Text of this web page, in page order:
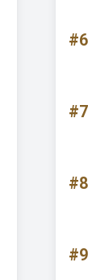
#6
#7
#8
#9